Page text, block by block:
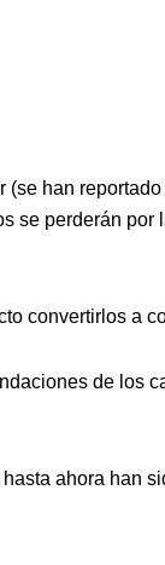
han
se perderán por
convertirlos a
de los
ahora han